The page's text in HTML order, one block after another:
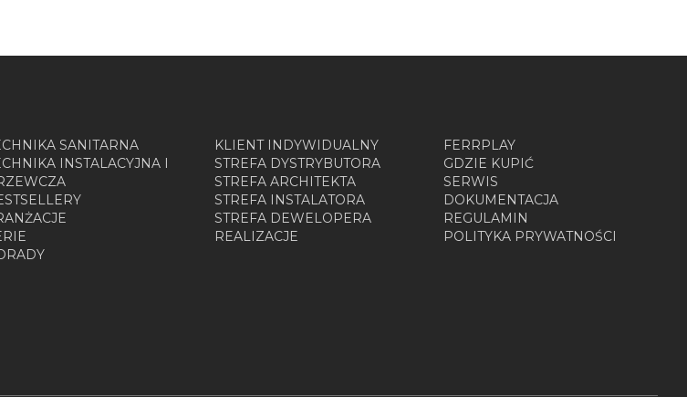
SANITARNA
INSTALACYJNA I
KLIENT INDYWIDUALNY
STREFA DYSTRYBUTORA
STREFA ARCHITEKTA
STREFA INSTALATORA
STREFA DEWELOPERA
REALIZACJE
FERRPLAY
GDZIE KUPIĆ
SERWIS
DOKUMENTACJA
REGULAMIN
POLITYKA PRYWATNOŚCI